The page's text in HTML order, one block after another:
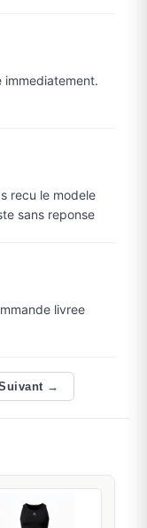
immediatement.
recu le modele
sans reponse
livree
→